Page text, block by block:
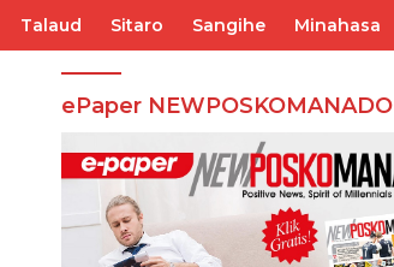
Talaud Sitaro Sangihe Minahasa
ePaper NEWPOSKOMANADO